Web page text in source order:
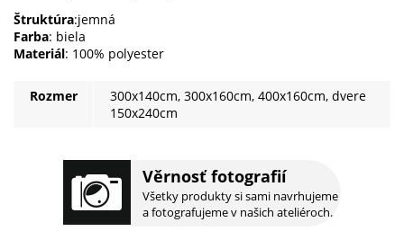
Věrnosť fotografií
Všetky produkty si sami navrhujeme
a fotografujeme v našich ateliéroch.
Štruktúra:jemná
Farba: biela
Materiál: 100% polyester
Rozmer
300x140cm, 300x160cm, 400x160cm, dvere
150x240cm